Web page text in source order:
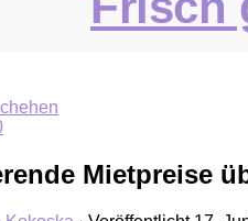
Mietpreise